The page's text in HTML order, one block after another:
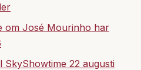
om José Mourinho har
22 augusti